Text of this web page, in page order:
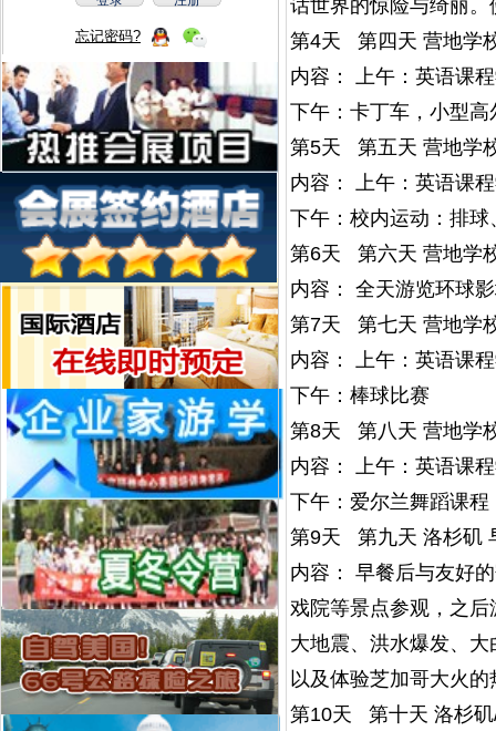
忘记密码?
话世界的惊险与绮丽
第4天 第四天 营地学
内容： 上午：英语课
下午：卡丁车，小型
第5天 第五天 营地学
内容： 上午：英语课
下午：校内运动：排
第6天 第六天 营地学
内容： 全天游览环球
第7天 第七天 营地学
内容： 上午：英语课
下午：棒球比赛
第8天 第八天 营地学
内容： 上午：英语课
下午：爱尔兰舞蹈课程
第9天 第九天 洛杉矶
内容： 早餐后与友好
戏院等景点参观，之
大地震、洪水爆发、
以及体验芝加哥大火
第10天 第十天 洛杉